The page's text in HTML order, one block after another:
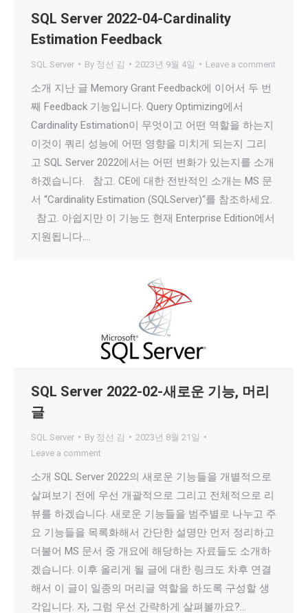
SQL Server 2022-04-Cardinality
Estimation Feedback
SQL Server By 정선 김 2023년 9월 4일 Leave a comment
소개 지난 글 Memory Grant Feedback에 이어서 두 번
째 Feedback 기능입니다. Query Optimizing에서
Cardinality Estimation이 무엇이고 어떤 역할을 하는지
이것이 쿼리 성능에 어떤 영향을 미치게 되는지 그리
고 SQL Server 2022에서는 어떤 변화가 있는지를 소개
하겠습니다. 참고. CE에 대한 전반적인 소개는 MS 문
서 “Cardinality Estimation (SQLServer)“를 참조하세요.
참고. 아쉽지만 이 기능도 현재 Enterprise Edition에서
지원됩니다.…
SQL Server 2022-02-새로운 기능, 머리
글
SQL Server By 정선 김
2023년 8월 21일
Leave a comment
소개 SQL Server 2022의 새로운 기능들을 개별적으로
살펴보기 전에 우선 개괄적으로 그리고 전체적으로 리
뷰를 하겠습니다. 새로운 기능들을 범주별로 나누고 주
요 기능들을 목록화해서 간단한 설명만 먼저 정리하고
더불어 MS 문서 중 개요에 해당하는 자료들도 소개하
겠습니다. 이후 올리게 될 글에 대한 링크도 차후 연결
해서 이 글이 일종의 머리글 역할을 하도록 구성할 생
각입니다. 자, 그럼 우선 간략하게 살펴볼까요?…